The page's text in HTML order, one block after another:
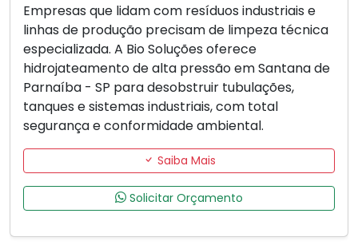
Empresas que lidam com resíduos industriais e
linhas de produção precisam de limpeza técnica
especializada. A Bio Soluções oferece
hidrojateamento de alta pressão em Santana de
Parnaíba - SP para desobstruir tubulações,
tanques e sistemas industriais, com total
segurança e conformidade ambiental.
Saiba Mais
Solicitar Orçamento